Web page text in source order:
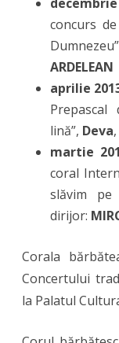
concurs
ARDELEAN
aprilie
Prepascal
lină”, Deva
martie
coral
slăvim pe
dirijor:
Corala
Concertului
la Palatul